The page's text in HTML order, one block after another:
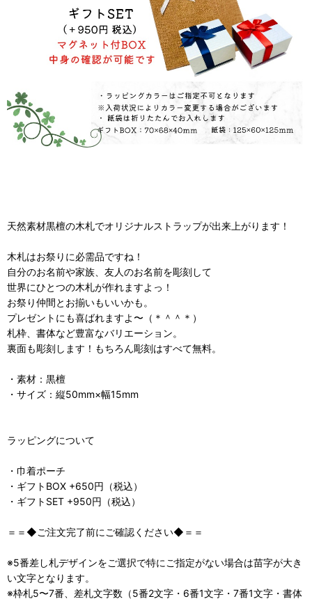
天然素材黒檀の木札でオリジナルストラップが出来上がります！
木札はお祭りに必需品ですね！
自分のお名前や家族、友人のお名前を彫刻して
世界にひとつの木札が作れますよっ！
お祭り仲間とお揃いもいいかも。
プレゼントにも喜ばれますよ〜（＊＾＾＊）
札枠、書体など豊富なバリエーション。
裏面も彫刻します！もちろん彫刻はすべて無料。
・素材：黒檀
・サイズ：縦50mm×幅15mm
ラッピングについて
・巾着ポーチ
・ギフトBOX +650円（税込）
・ギフトSET +950円（税込）
＝＝◆ご注文完了前にご確認ください◆＝＝
※5番差し札デザインをご選択で特にご指定がない場合は苗字が大き
い文字となります。
※枠札5〜7番、差札文字数（5番2文字・6番1文字・7番1文字・書体